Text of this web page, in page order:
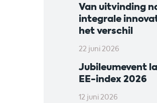
Van uitvinding
integrale
het verschil
22 juni 2026
Jubileumevent
EE-index 2026
12 juni 2026